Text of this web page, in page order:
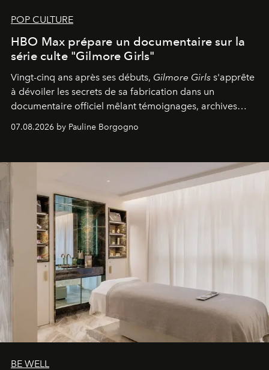
POP CULTURE
HBO Max prépare un documentaire sur la
série culte "Gilmore Girls"
Vingt-cinq ans après ses débuts, Gilmore Girls s'apprête
à dévoiler les secrets de sa fabrication dans un
documentaire officiel mêlant témoignages, archives
générationnel.
07.08.2026 by Pauline Borgogno
BE WELL